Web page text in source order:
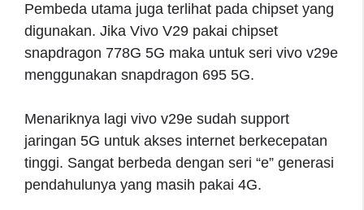
Pembeda utama juga terlihat pada chipset yang
digunakan. Jika Vivo V29 pakai chipset
snapdragon 778G 5G maka untuk seri vivo v29e
menggunakan snapdragon 695 5G.
Menariknya lagi vivo v29e sudah support
jaringan 5G untuk akses internet berkecepatan
tinggi. Sangat berbeda dengan seri “e” generasi
pendahulunya yang masih pakai 4G.